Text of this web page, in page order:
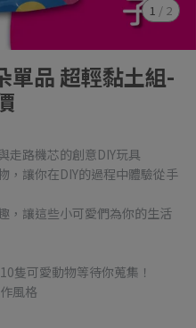
1 / 2
單品 超輕黏土組-
走路機芯的創意DIY玩具
，讓你在DIY的過程中體驗從手
，讓這些小可愛們為你的生活
隻可愛動物等待你蒐集！
風格